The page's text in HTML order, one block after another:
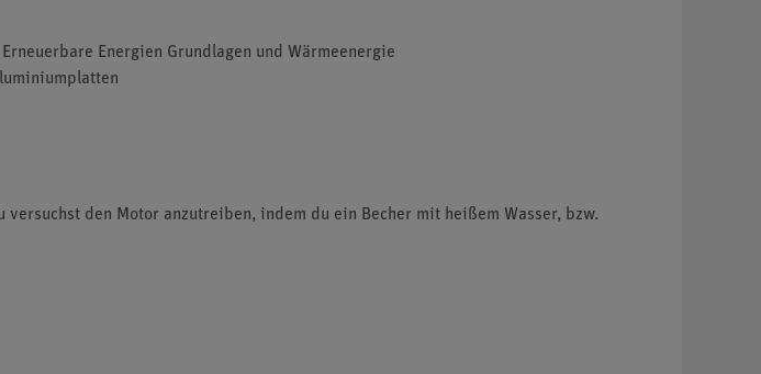
Energien Grundlagen und Wärmeenergie
den Motor anzutreiben, indem du ein Becher mit heißem Wasser, bzw.